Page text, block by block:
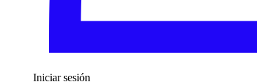
Iniciar sesión